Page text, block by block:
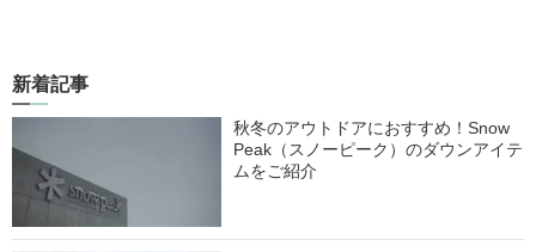
新着記事
秋冬のアウトドアにおすすめ！Snow
Peak（スノーピーク）のダウンアイテ
ムをご紹介